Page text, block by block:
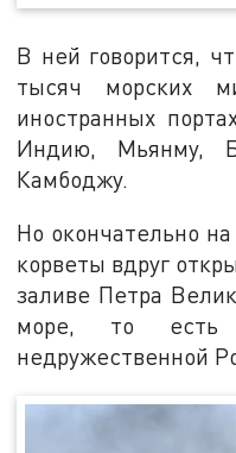
В ней говорится,
тысяч морских
иностранных
Индию, Мьянму,
Камбоджу.
Но окончательно
корветы вдруг
заливе Петра
море, то есть
недружественной